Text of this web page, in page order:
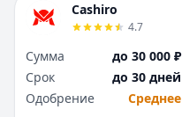
Cashiro
4.7
Сумма
до 30 000 ₽
Срок
до 30 дней
Одобрение
Среднее